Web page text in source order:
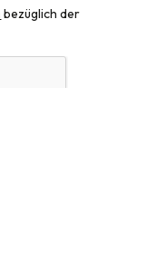
bezüglich der